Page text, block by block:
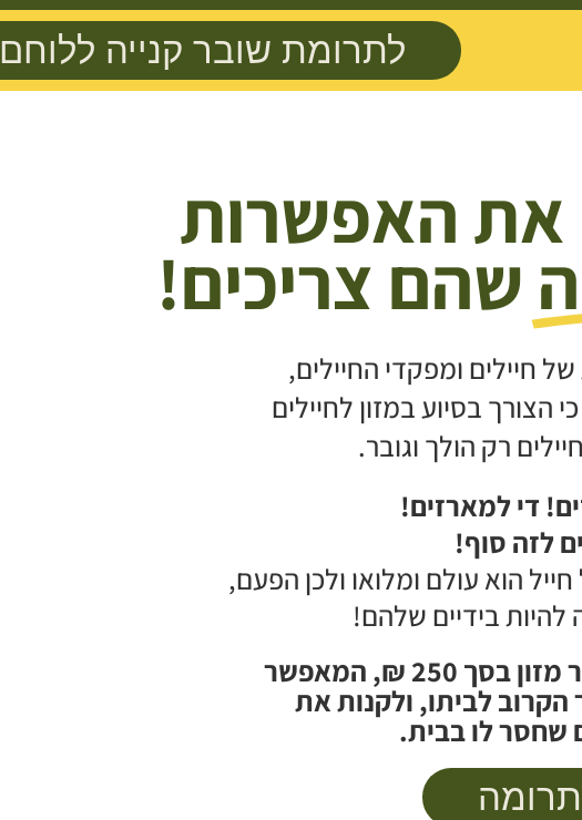
לתרומת שובר קנייה ללוחם
את האפשרות
שהם צריכים!
חיילים ומפקדי החיילים,
הצורך בסיוע במזון לחיילים
רק הולך וגובר.
די למארזים!
לזה סוף!
הוא עולם ומלואו ולכן הפעם,
להיות בידיים שלהם!
״תו עוצמה״ הוא שובר מזון בסך 250 ₪, המאפשר
הקרוב לביתו, ולקנות את
שחסר לו בבית.